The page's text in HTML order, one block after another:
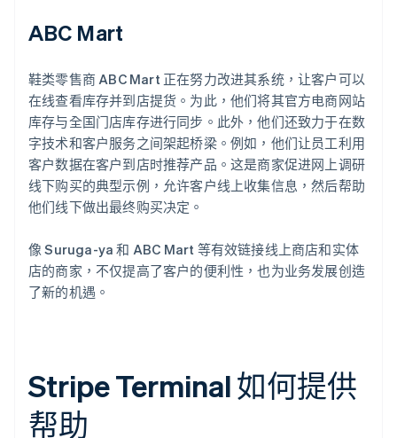
ABC Mart
鞋类零售商 ABC Mart 正在努力改进其系统，让客户可以
在线查看库存并到店提货。为此，他们将其官方电商网站
库存与全国门店库存进行同步。此外，他们还致力于在数
字技术和客户服务之间架起桥梁。例如，他们让员工利用
客户数据在客户到店时推荐产品。这是商家促进网上调研
线下购买的典型示例，允许客户线上收集信息，然后帮助
他们线下做出最终购买决定。
像 Suruga-ya 和 ABC Mart 等有效链接线上商店和实体
店的商家，不仅提高了客户的便利性，也为业务发展创造
了新的机遇。
Stripe Terminal 如何提供
帮助